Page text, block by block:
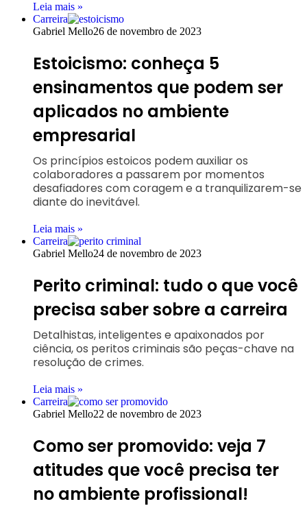
Leia mais »
Carreira
Gabriel Mello26 de novembro de 2023
Estoicismo: conheça 5
ensinamentos que podem ser
aplicados no ambiente
empresarial
Os princípios estoicos podem auxiliar os
colaboradores a passarem por momentos
desafiadores com coragem e a tranquilizarem-se
diante do inevitável.
Leia mais »
Carreira
Gabriel Mello24 de novembro de 2023
Perito criminal: tudo o que você
precisa saber sobre a carreira
Detalhistas, inteligentes e apaixonados por
ciência, os peritos criminais são peças-chave na
resolução de crimes.
Leia mais »
Carreira
Gabriel Mello22 de novembro de 2023
Como ser promovido: veja 7
atitudes que você precisa ter
no ambiente profissional!